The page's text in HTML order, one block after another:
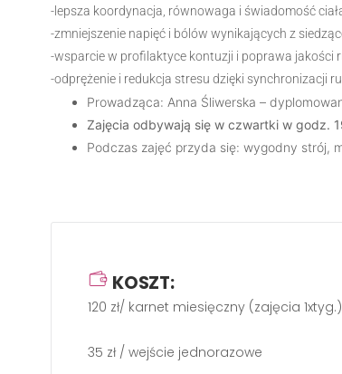
-lepsza koordynacja, równowaga i świadomość
-zmniejszenie napięć i bólów wynikających z
-wsparcie w profilaktyce kontuzji i poprawa jakości
-odprężenie i redukcja stresu dzięki synchronizacji
Prowadząca: Anna Śliwerska –
Zajęcia odbywają się w czwartki w godz.
Podczas zajęć przyda się: wygodny strój,
KOSZT:
120 zł/ karnet miesięczny (zajęcia
35 zł / wejście jednorazowe